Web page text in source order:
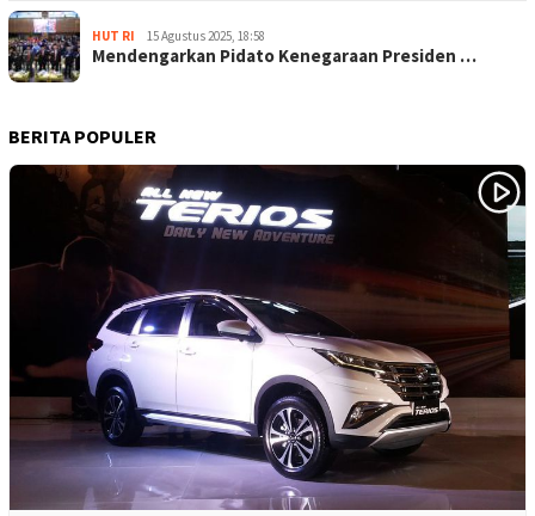
HUT RI 15 Agustus 2025, 18:58
Mendengarkan Pidato Kenegaraan Presiden …
BERITA POPULER